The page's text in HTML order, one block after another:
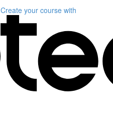
Create your course with